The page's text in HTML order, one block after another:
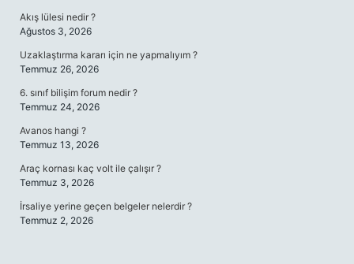
Akış lülesi nedir ?
Ağustos 3, 2026
Uzaklaştırma kararı için ne yapmalıyım ?
Temmuz 26, 2026
6. sınıf bilişim forum nedir ?
Temmuz 24, 2026
Avanos hangi ?
Temmuz 13, 2026
Araç kornası kaç volt ile çalışır ?
Temmuz 3, 2026
İrsaliye yerine geçen belgeler nelerdir ?
Temmuz 2, 2026